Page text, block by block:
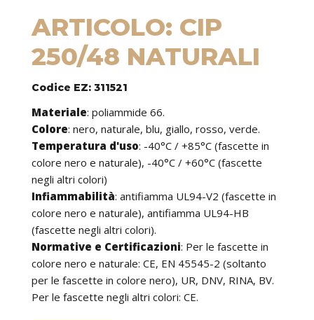
ARTICOLO: CIP
250/48 NATURALI
Codice EZ: 311521
Materiale: poliammide 66.
Colore: nero, naturale, blu, giallo, rosso, verde.
Temperatura d'uso: -40°C / +85°C (fascette in
colore nero e naturale), -40°C / +60°C (fascette
negli altri colori)
Infiammabilità: antifiamma UL94-V2 (fascette in
colore nero e naturale), antifiamma UL94-HB
(fascette negli altri colori).
Normative e Certificazioni: Per le fascette in
colore nero e naturale: CE, EN 45545-2 (soltanto
per le fascette in colore nero), UR, DNV, RINA, BV.
Per le fascette negli altri colori: CE.